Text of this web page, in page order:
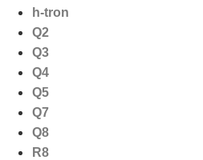
h-tron
Q2
Q3
Q4
Q5
Q7
Q8
R8